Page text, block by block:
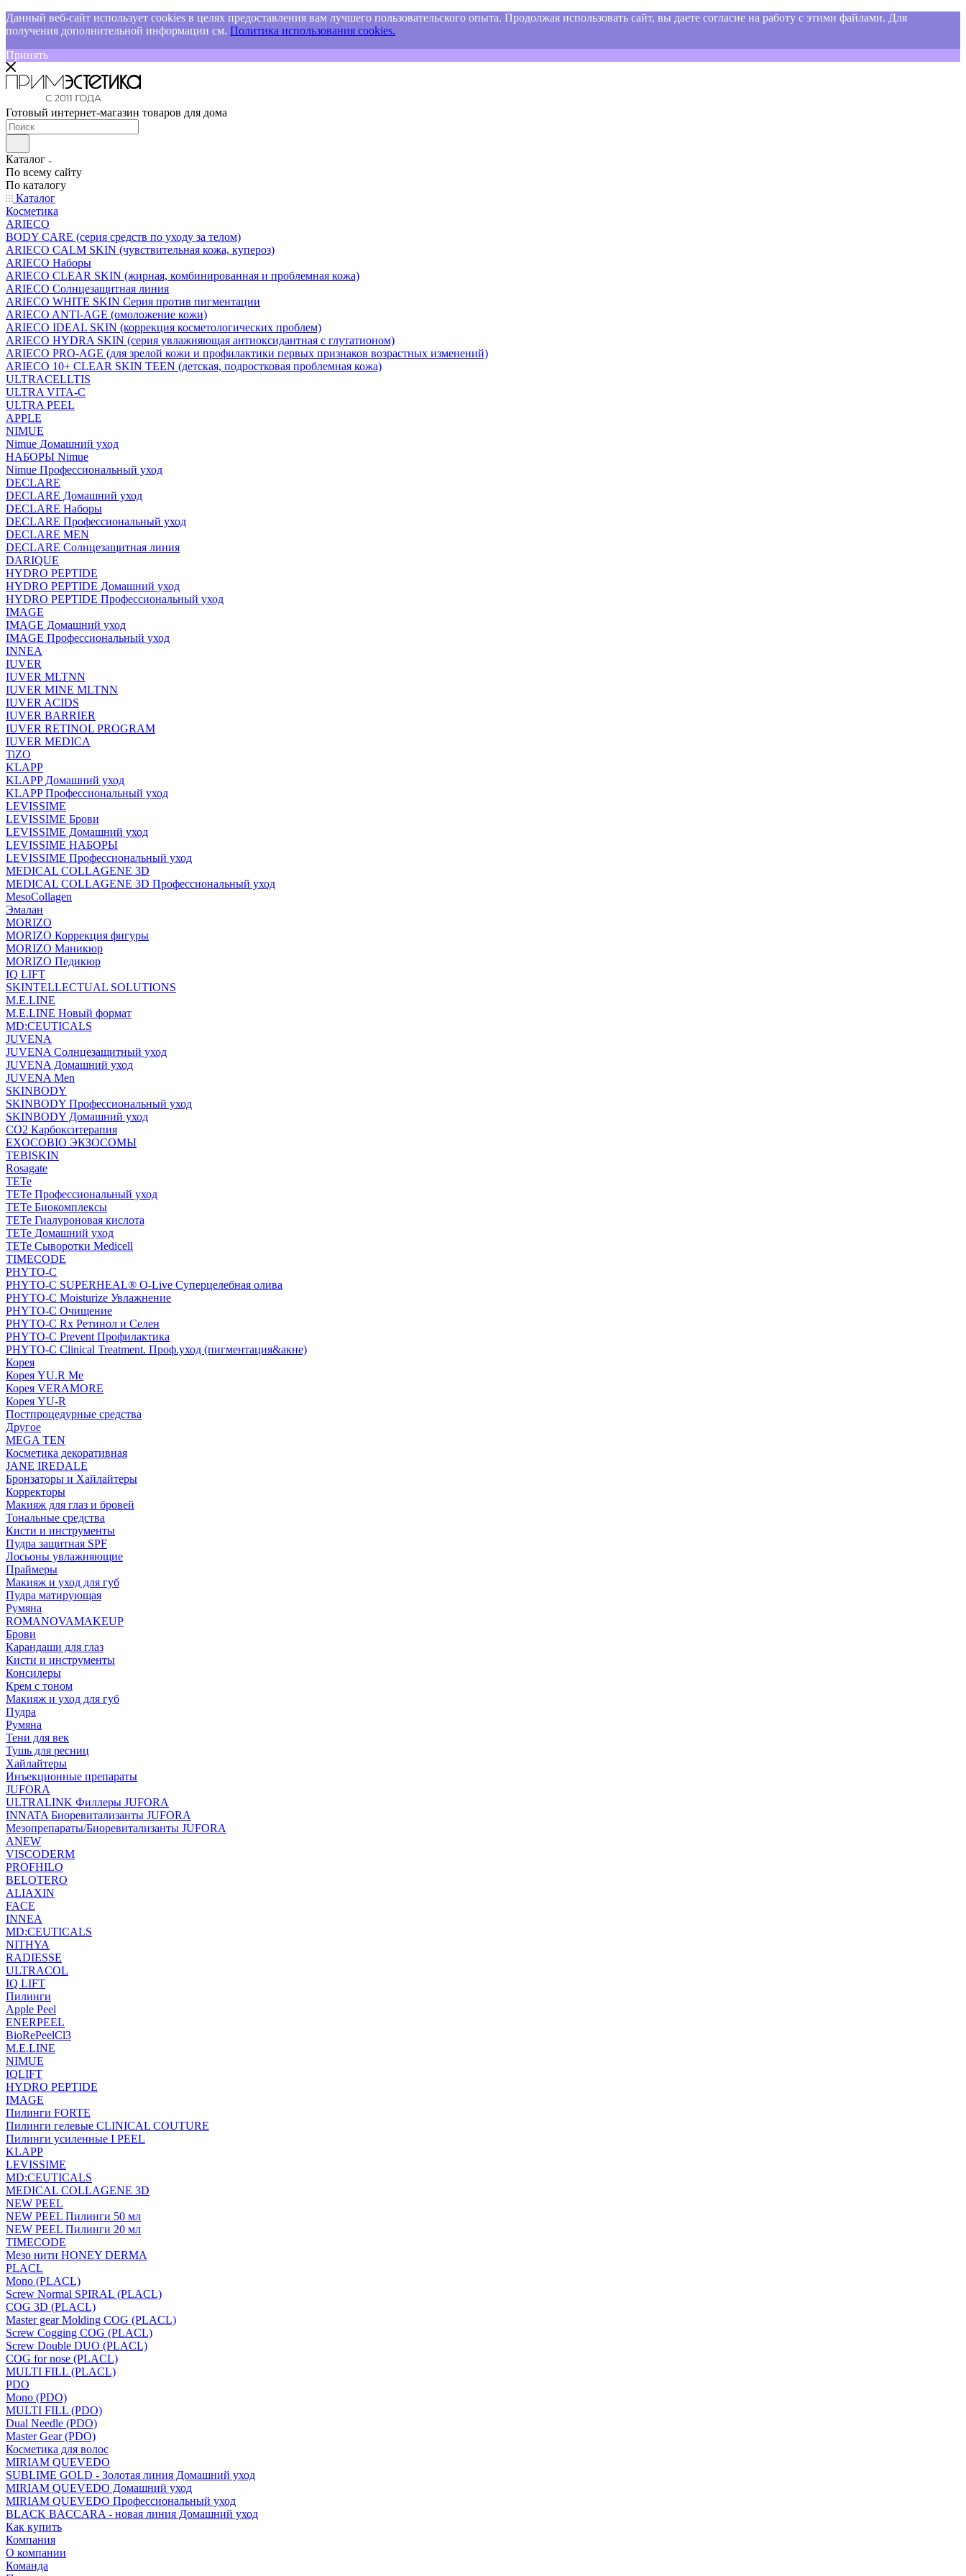
Данный веб-сайт использует cookies в целях предоставления вам лучшего пользовательского опыта. Продолжая использовать сайт, вы даете согласие на работу с этими файлами. Для
получения дополнительной информации см. Политика использования cookies.
Принять
Готовый интернет-магазин товаров для дома
Каталог
По всему сайту
По каталогу
Каталог
Косметика
ARIECO
BODY CARE (серия средств по уходу за телом)
ARIECO CALM SKIN (чувствительная кожа, купероз)
ARIECO Наборы
ARIECO CLEAR SKIN (жирная, комбинированная и проблемная кожа)
ARIECO Солнцезащитная линия
ARIECO WHITE SKIN Серия против пигментации
ARIECO ANTI-AGE (омоложение кожи)
ARIECO IDEAL SKIN (коррекция косметологических проблем)
ARIECO HYDRA SKIN (серия увлажняющая антиоксидантная с глутатионом)
ARIECO PRO-AGE (для зрелой кожи и профилактики первых признаков возрастных изменений)
ARIECO 10+ CLEAR SKIN TEEN (детская, подростковая проблемная кожа)
ULTRACELLTIS
ULTRA VITA-C
ULTRA PEEL
APPLE
NIMUE
Nimue Домашний уход
НАБОРЫ Nimue
Nimue Профессиональный уход
DECLARE
DECLARE Домашний уход
DECLARE Наборы
DECLARE Профессиональный уход
DECLARE MEN
DECLARE Солнцезащитная линия
DARIQUE
HYDRO PEPTIDE
HYDRO PEPTIDE Домашний уход
HYDRO PEPTIDE Профессиональный уход
IMAGE
IMAGE Домашний уход
IMAGE Профессиональный уход
INNEA
IUVER
IUVER MLTNN
IUVER MINE MLTNN
IUVER ACIDS
IUVER BARRIER
IUVER RETINOL PROGRAM
IUVER MEDICA
TiZO
KLAPP
KLAPP Домашний уход
KLAPP Профессиональный уход
LEVISSIME
LEVISSIME Брови
LEVISSIME Домашний уход
LEVISSIME НАБОРЫ
LEVISSIME Профессиональный уход
MEDICAL COLLAGENE 3D
MEDICAL COLLAGENE 3D Профессиональный уход
MesoCollagen
Эмалан
MORIZO
MORIZO Коррекция фигуры
MORIZO Маникюр
MORIZO Педикюр
IQ LIFT
SKINTELLECTUAL SOLUTIONS
M.E.LINE
M.E.LINE Новый формат
MD:CEUTICALS
JUVENA
JUVENA Солнцезащитный уход
JUVENA Домашний уход
JUVENA Men
SKINBODY
SKINBODY Профессиональный уход
SKINBODY Домашний уход
CO2 Карбокситерапия
EXOCOBIO ЭКЗОСОМЫ
TEBISKIN
Rosagate
TETe
TETe Профессиональный уход
TETe Биокомплексы
TETe Гиалуроновая кислота
TETe Домашний уход
TETe Сыворотки Medicell
TIMECODE
PHYTO-C
PHYTO-C SUPERHEAL® O-Live Суперцелебная олива
PHYTO-C Moisturize Увлажнение
PHYTO-C Очищение
PHYTO-C Rx Ретинол и Селен
PHYTO-C Prevent Профилактика
PHYTO-C Clinical Treatment. Проф.уход (пигментация&акне)
Корея
Корея YU.R Me
Корея VERAMORE
Корея YU-R
Постпроцедурные средства
Другое
MEGA TEN
Косметика декоративная
JANE IREDALE
Бронзаторы и Хайлайтеры
Корректоры
Макияж для глаз и бровей
Тональные средства
Кисти и инструменты
Пудра защитная SPF
Лосьоны увлажняющие
Праймеры
Макияж и уход для губ
Пудра матирующая
Румяна
ROMANOVAMAKEUP
Брови
Карандаши для глаз
Кисти и инструменты
Консилеры
Крем с тоном
Макияж и уход для губ
Пудра
Румяна
Тени для век
Тушь для ресниц
Хайлайтеры
Инъекционные препараты
JUFORA
ULTRALINK Филлеры JUFORA
INNATA Биоревитализанты JUFORA
Мезопрепараты/Биоревитализанты JUFORA
ANEW
VISCODERM
PROFHILO
BELOTERO
ALIAXIN
FACE
INNEA
MD:CEUTICALS
NITHYA
RADIESSE
ULTRACOL
IQ LIFT
Пилинги
Apple Peel
ENERPEEL
BioRePeelCl3
M.E.LINE
NIMUE
IQLIFT
HYDRO PEPTIDE
IMAGE
Пилинги FORTE
Пилинги гелевые CLINICAL COUTURE
Пилинги усиленные I PEEL
KLAPP
LEVISSIME
MD:CEUTICALS
MEDICAL COLLAGENE 3D
NEW PEEL
NEW PEEL Пилинги 50 мл
NEW PEEL Пилинги 20 мл
TIMECODE
Мезо нити HONEY DERMA
PLACL
Mono (PLACL)
Screw Normal SPIRAL (PLACL)
COG 3D (PLACL)
Master gear Molding COG (PLACL)
Screw Cogging COG (PLACL)
Screw Double DUO (PLACL)
COG for nose (PLACL)
MULTI FILL (PLACL)
PDO
Mono (PDO)
MULTI FILL (PDO)
Dual Needle (PDO)
Master Gear (PDO)
Косметика для волос
MIRIAM QUEVEDO
SUBLIME GOLD - Золотая линия Домашний уход
MIRIAM QUEVEDO Домашний уход
MIRIAM QUEVEDO Профессиональный уход
BLACK BACCARA - новая линия Домашний уход
Как купить
Компания
О компании
Команда